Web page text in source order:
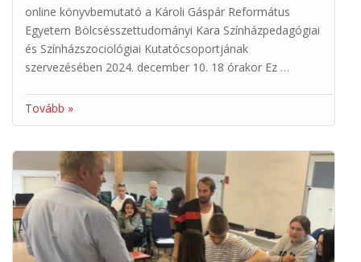
online könyvbemutató a Károli Gáspár Református
Egyetem Bölcsésszettudományi Kara Színházpedagógiai
és Színházszociológiai Kutatócsoportjának
szervezésében 2024. december 10. 18 órakor Ez …
Tovább »